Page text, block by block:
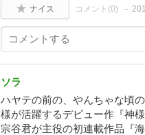
ナイス コメント(0)
ソラ
ハヤテの前の、やんちゃな頃
様が活躍するデビュー作『神
宗谷君が主役の初連載作品『